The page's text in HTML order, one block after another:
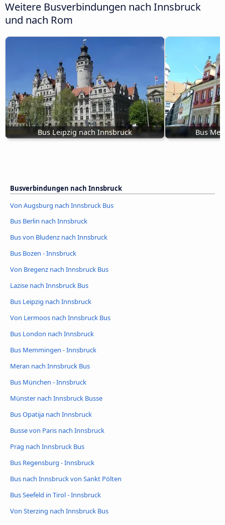
Weitere Busverbindungen nach Innsbruck
und nach Rom
Bus Leipzig nach Innsbruck Bus
Busverbindungen nach Innsbruck
Von Augsburg nach Innsbruck Bus
Bus Berlin nach Innsbruck
Bus von Bludenz nach Innsbruck
Bus Bozen - Innsbruck
Von Bregenz nach Innsbruck Bus
Lazise nach Innsbruck Bus
Bus Leipzig nach Innsbruck
Von Lermoos nach Innsbruck Bus
Bus London nach Innsbruck
Bus Memmingen - Innsbruck
Meran nach Innsbruck Bus
Bus München - Innsbruck
Münster nach Innsbruck Busse
Bus Opatija nach Innsbruck
Busse von Paris nach Innsbruck
Prag nach Innsbruck Bus
Bus Regensburg - Innsbruck
Bus nach Innsbruck von Sankt Pölten
Bus Seefeld in Tirol - Innsbruck
Von Sterzing nach Innsbruck Bus